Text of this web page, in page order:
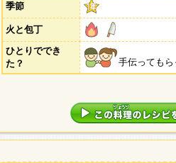
季節
火と包丁
ひとりででき
た？
手伝ってもら